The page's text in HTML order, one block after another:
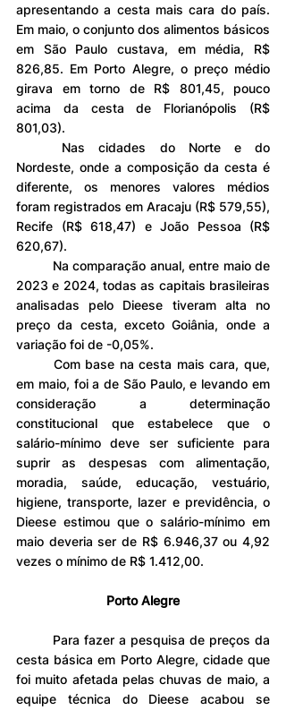
apresentando a cesta mais cara do país.
Em maio, o conjunto dos alimentos básicos
em São Paulo custava, em média, R$
826,85. Em Porto Alegre, o preço médio
girava em torno de R$ 801,45, pouco
acima da cesta de Florianópolis (R$
801,03).
Nordeste, onde a composição da cesta é
diferente, os menores valores médios
foram registrados em Aracaju (R$ 579,55),
Recife (R$ 618,47) e João Pessoa (R$
620,67).
2023 e 2024, todas as capitais brasileiras
analisadas pelo Dieese tiveram alta no
preço da cesta, exceto Goiânia, onde a
variação foi de -0,05%.
em maio, foi a de São Paulo, e levando em
consideração a determinação
constitucional que estabelece que o
salário-mínimo deve ser suficiente para
suprir as despesas com alimentação,
moradia, saúde, educação, vestuário,
higiene, transporte, lazer e previdência, o
Dieese estimou que o salário-mínimo em
maio deveria ser de R$ 6.946,37 ou 4,92
vezes o mínimo de R$ 1.412,00.
Porto Alegre
cesta básica em Porto Alegre, cidade que
foi muito afetada pelas chuvas de maio, a
equipe técnica do Dieese acabou se